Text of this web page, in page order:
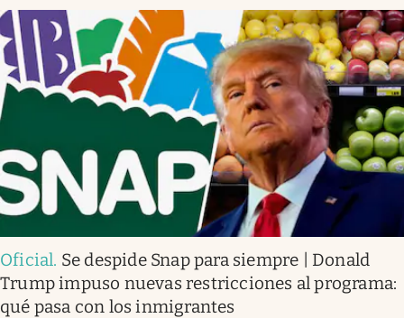
Oficial. Se despide Snap para siempre | Donald
Trump impuso nuevas restricciones al programa:
qué pasa con los inmigrantes